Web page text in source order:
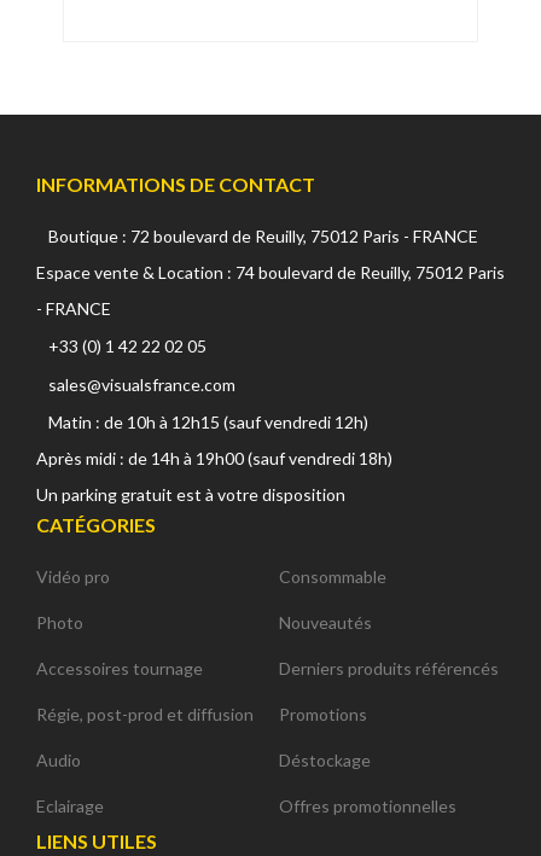
INFORMATIONS DE CONTACT
Boutique : 72 boulevard de Reuilly, 75012 Paris - FRANCE
Espace vente & Location : 74 boulevard de Reuilly, 75012 Paris
- FRANCE
+33 (0) 1 42 22 02 05
sales@visualsfrance.com
Matin : de 10h à 12h15 (sauf vendredi 12h)
Après midi : de 14h à 19h00 (sauf vendredi 18h)
Un parking gratuit est à votre disposition
CATÉGORIES
Vidéo pro
Photo
Accessoires tournage
Régie, post-prod et diffusion
Audio
Eclairage
Consommable
Nouveautés
Derniers produits référencés
Promotions
Déstockage
Offres promotionnelles
LIENS UTILES